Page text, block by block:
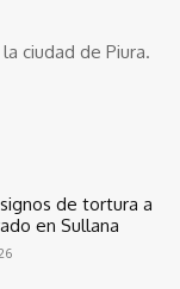
ciudad de Piura.
de tortura a
en Sullana